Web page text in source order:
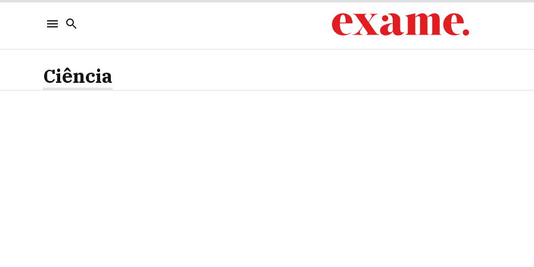
Ciência